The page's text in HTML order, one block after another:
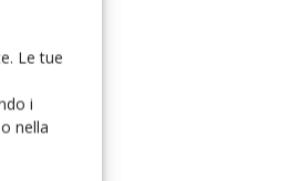
Le tue
i
nella